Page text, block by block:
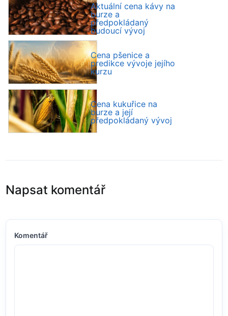
Aktuální cena kávy na
burze a
předpokládaný
budoucí vývoj
Cena pšenice a
predikce vývoje jejího
kurzu
Cena kukuřice na
burze a její
předpokládaný vývoj
Napsat komentář
Komentář